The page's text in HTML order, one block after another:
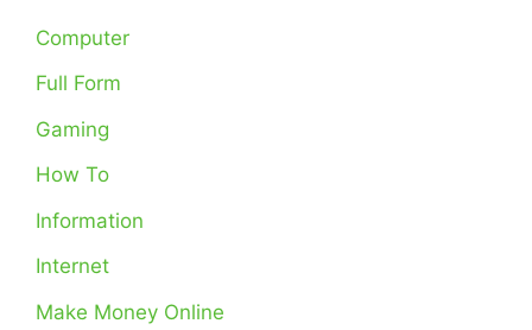
Computer
Full Form
Gaming
How To
Information
Internet
Make Money Online